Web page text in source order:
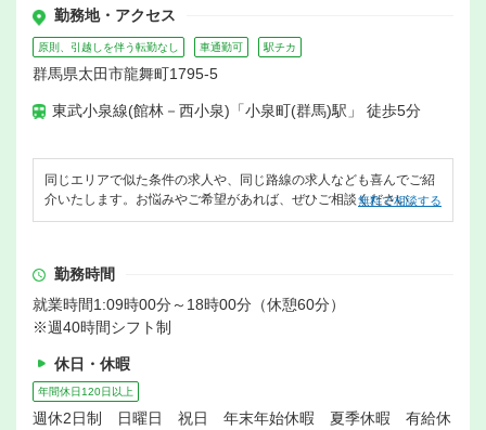
勤務地・アクセス
原則、引越しを伴う転勤なし 車通勤可 駅チカ
群馬県太田市龍舞町1795-5
東武小泉線(館林－西小泉)「小泉町(群馬)駅」 徒歩5分
同じエリアで似た条件の求人や、同じ路線の求人なども喜んでご紹
介いたします。お悩みやご希望があれば、ぜひご相談ください。
無料で相談する
勤務時間
就業時間1:09時00分～18時00分（休憩60分）
※週40時間シフト制
休日・休暇
年間休日120日以上
週休2日制 日曜日 祝日 年末年始休暇 夏季休暇 有給休